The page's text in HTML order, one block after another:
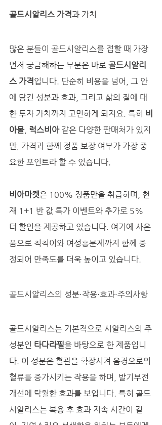
골드시알리스 가격과 가치
많은 분들이 골드시알리스를 접할 때 가장
먼저 궁금해하는 부분은 바로 골드시알리
스 가격입니다. 단순히 비용을 넘어, 그 안
에 담긴 성분과 효과, 그리고 삶의 질에 대
한 투자 가치까지 고민하게 되지요. 특히 비
아몰, 럭스비아 같은 다양한 판매처가 있지
만, 가격과 함께 정품 보장 여부가 가장 중
요한 포인트라 할 수 있습니다.
비아마켓은 100% 정품만을 취급하며, 현
재 1+1 반 값 특가 이벤트와 추가로 5%
더 할인을 제공하고 있습니다. 여기에 사은
품으로 칙칙이와 여성흥분제까지 함께 증
정되어 만족도를 더욱 높이고 있습니다.
골드시알리스의 성분·작용·효과·주의사항
골드시알리스는 기본적으로 시알리스의 주
성분인 타다라필을 바탕으로 한 제품입니
다. 이 성분은 혈관을 확장시켜 음경으로의
혈류를 증가시키는 작용을 하며, 발기부전
개선에 탁월한 효과를 보입니다. 특히 골드
시알리스는 복용 후 효과 지속 시간이 길